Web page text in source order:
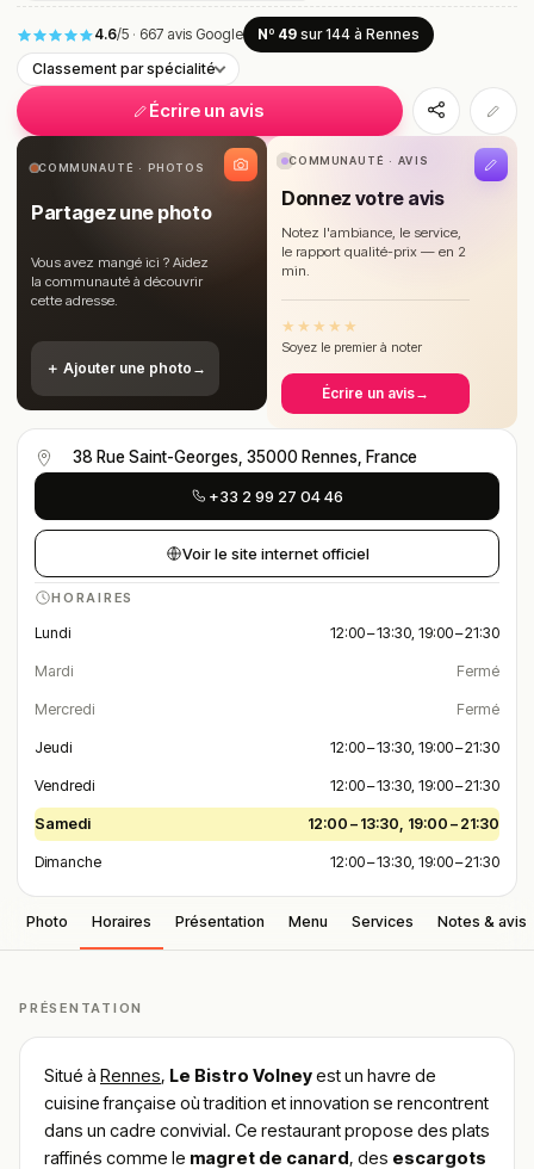
4.6/5 · 667 avis Google Nº 49 sur 144 à Rennes
Classement par spécialité
Écrire un avis
COMMUNAUTÉ · PHOTOS
Partagez une photo
Vous avez mangé ici ? Aidez
la communauté à découvrir
cette adresse.
＋ Ajouter une photo →
COMMUNAUTÉ · AVIS
Donnez votre avis
Notez l'ambiance, le service,
le rapport qualité-prix — en 2
min.
★ ★ ★ ★ ★
Soyez le premier à noter
Écrire un avis→
38 Rue Saint-Georges, 35000 Rennes, France
+33 2 99 27 04 46
Voir le site internet officiel
HORAIRES
Lundi 12:00 – 13:30, 19:00 – 21:30
Mardi Fermé
Mercredi Fermé
Jeudi 12:00 – 13:30, 19:00 – 21:30
Vendredi 12:00 – 13:30, 19:00 – 21:30
Samedi 12:00 – 13:30, 19:00 – 21:30
Dimanche 12:00 – 13:30, 19:00 – 21:30
Photo Horaires Présentation Menu Services Notes & avis
PRÉSENTATION
Situé à Rennes, Le Bistro Volneyest un havre de
cuisine française où tradition et innovation se rencontrent
dans un cadre convivial. Ce restaurant propose des plats
raffinés comme le magret de canard, des escargots